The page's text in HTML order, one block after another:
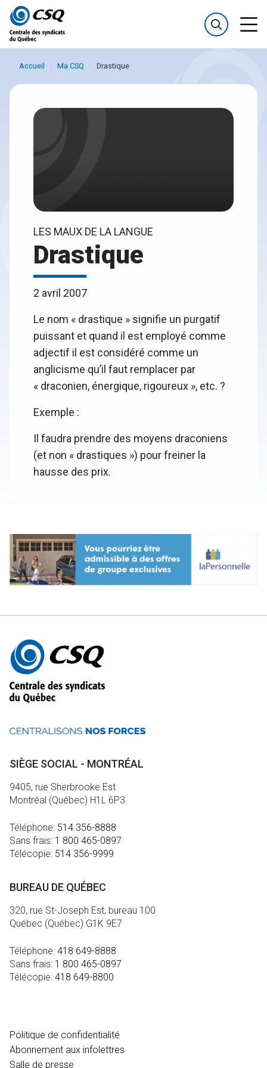
Passer
au
menu
Passer
au
contenu
Accueil Ma CSQ Drastique
LES MAUX DE LA LANGUE
Drastique
2 avril 2007
Le nom « drastique » signifie un purgatif
puissant et quand il est employé comme
adjectif il est considéré comme un
anglicisme qu’il faut remplacer par
« draconien, énergique, rigoureux », etc. ?
Exemple :
Il faudra prendre des moyens draconiens
(et non « drastiques ») pour freiner la
hausse des prix.
Autres
informations
SIÈGE SOCIAL - MONTRÉAL
9405, rue Sherbrooke Est
Montréal (Québec) H1L 6P3
Téléphone: 514 356-8888
Sans frais: 1 800 465-0897
Télécopie: 514 356-9999
BUREAU DE QUÉBEC
320, rue St-Joseph Est, bureau 100
Québec (Québec) G1K 9E7
Téléphone: 418 649-8888
Sans frais: 1 800 465-0897
Télécopie: 418 649-8800
Politique de confidentialité
Abonnement aux infolettres
Salle de presse